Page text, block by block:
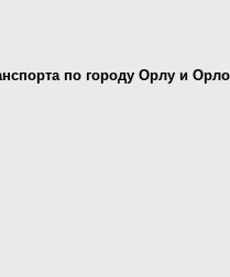
по городу Орлу и